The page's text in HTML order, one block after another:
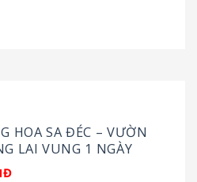
HOA SA ĐÉC – VƯỜN
LAI VUNG 1 NGÀY